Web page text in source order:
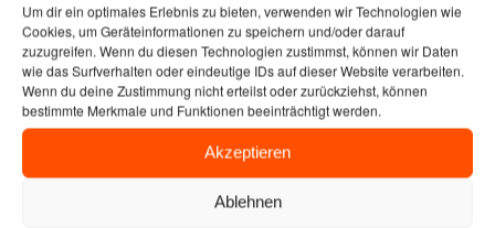
Um dir ein optimales Erlebnis zu bieten, verwenden wir Technologien wie
Cookies, um Geräteinformationen zu speichern und/oder darauf
zuzugreifen. Wenn du diesen Technologien zustimmst, können wir Daten
wie das Surfverhalten oder eindeutige IDs auf dieser Website verarbeiten.
Wenn du deine Zustimmung nicht erteilst oder zurückziehst, können
bestimmte Merkmale und Funktionen beeinträchtigt werden.
Akzeptieren
Ablehnen